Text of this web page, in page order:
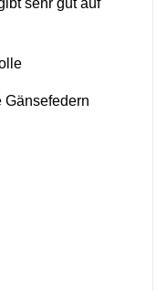
Gänsefedern